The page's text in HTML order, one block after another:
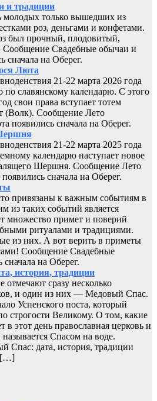
и традиции
молодых только вышедших из
роз, деньгами и конфетами.
был прочный, плодовитый,
Сообщение Свадебные обычаи и
сначала на Оберег.
Люта
21-22 марта 2026 года
по славянскому календарю. С этого
свои права вступает тотем
(Волк). Сообщение Лето
появились сначала на Оберег.
21-22 марта 2025 года
календарю наступает новое
Шершня. Сообщение Лето
сначала на Оберег.
привязаны к важным событиям в
из таких событий является
множество примет и поверий
ритуалами и традициями.
из них. А вот верить в приметы
Сообщение Свадебные
на Оберег.
история, традиции
отмечают сразу несколько
и один из них — Медовый Спас.
Успенского поста, который
строгости Великому. О том, какие
в этот день православная церковь и
Спасом на воде.
Спас: дата, история, традиции
[…]